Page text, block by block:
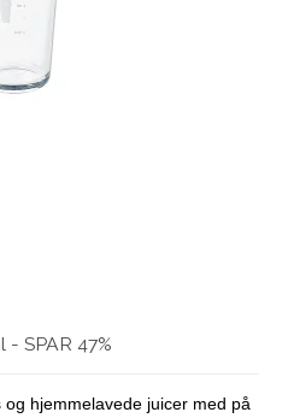
SPAR 47%
hjemmelavede juicer med på